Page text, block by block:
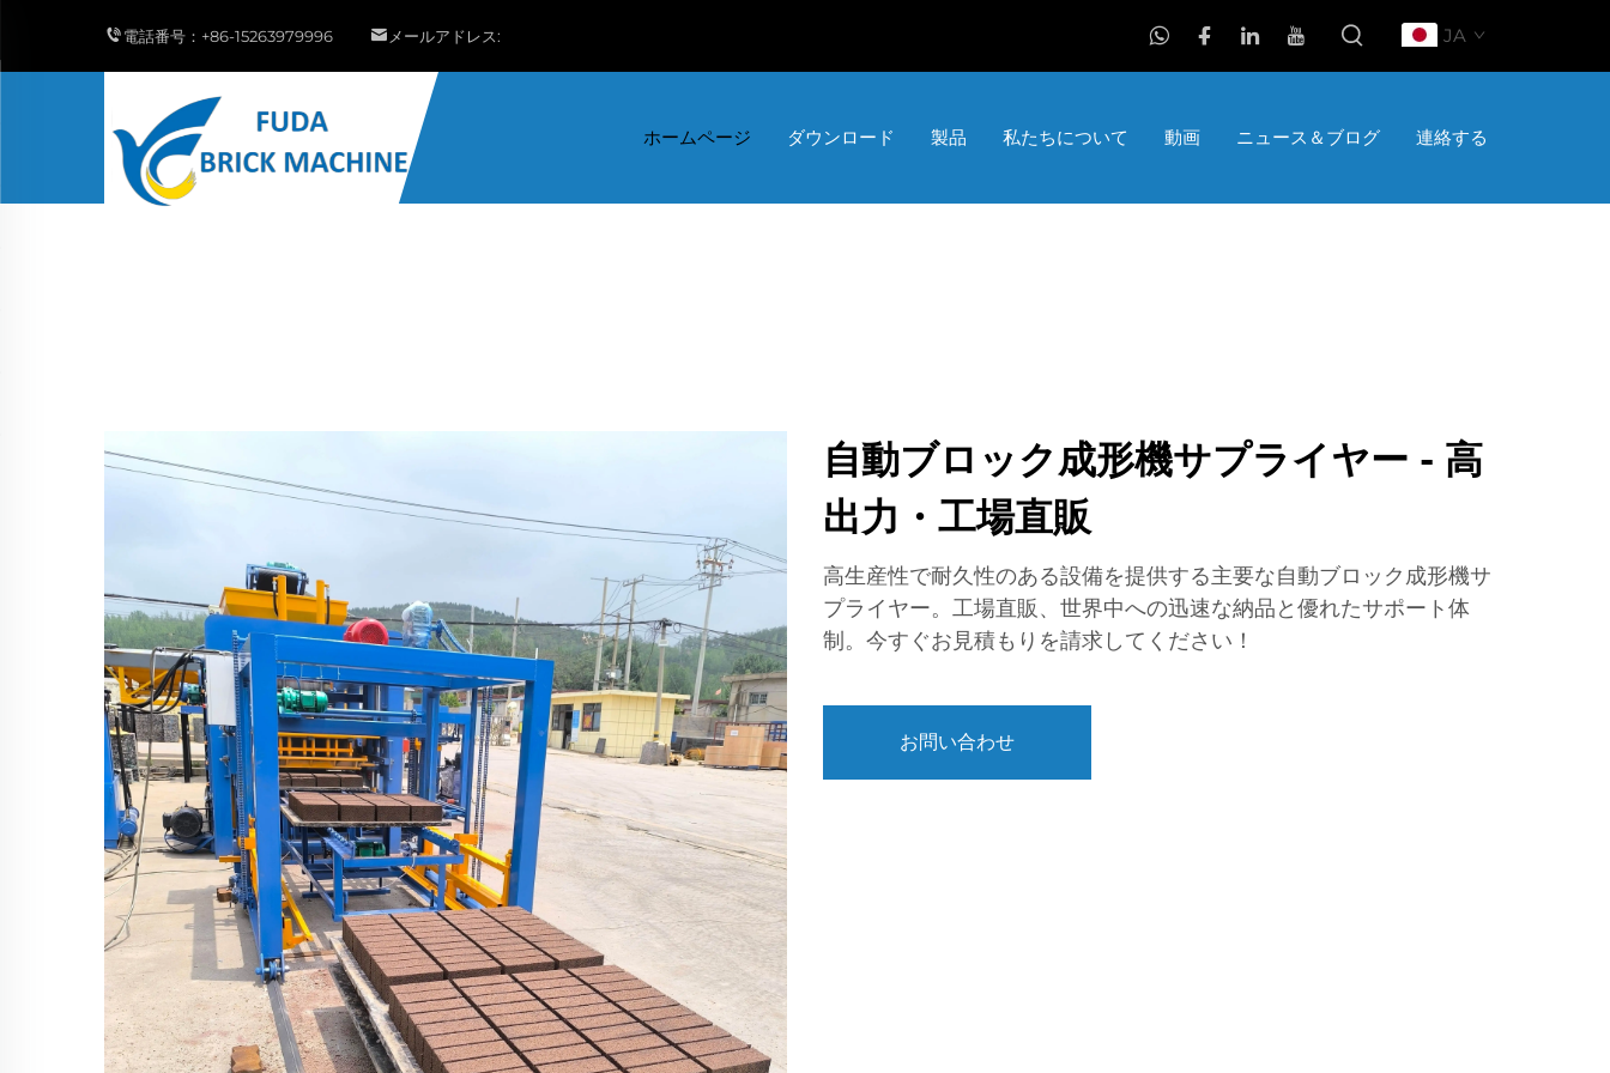
電話番号： +86-15263979996 メールアドレス: JA
ホームページ ダウンロード 製品 私たちについて 動画 ニュース＆ブログ 連絡する
自動ブロック成形機サプライヤー - 高
出力・工場直販
高生産性で耐久性のある設備を提供する主要な自動ブロック成形機サ
プライヤー。工場直販、世界中への迅速な納品と優れたサポート体
制。今すぐお見積もりを請求してください！
お問い合わせ